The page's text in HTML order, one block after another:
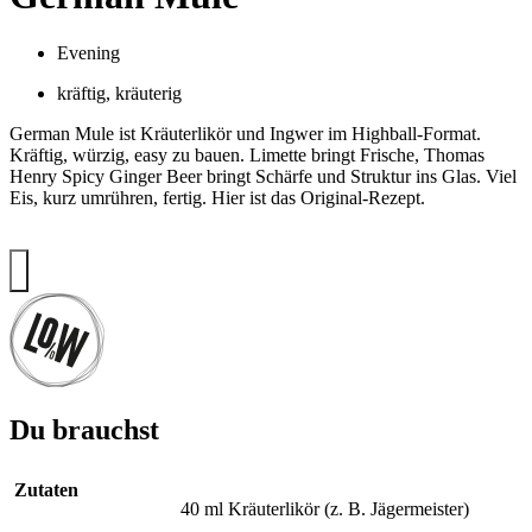
Evening
kräftig, kräuterig
German Mule ist Kräuterlikör und Ingwer im Highball-Format.
Kräftig, würzig, easy zu bauen. Limette bringt Frische, Thomas
Henry Spicy Ginger Beer bringt Schärfe und Struktur ins Glas. Viel
Eis, kurz umrühren, fertig. Hier ist das Original-Rezept.
Du brauchst
Zutaten
40 ml Kräuterlikör (z. B. Jägermeister)